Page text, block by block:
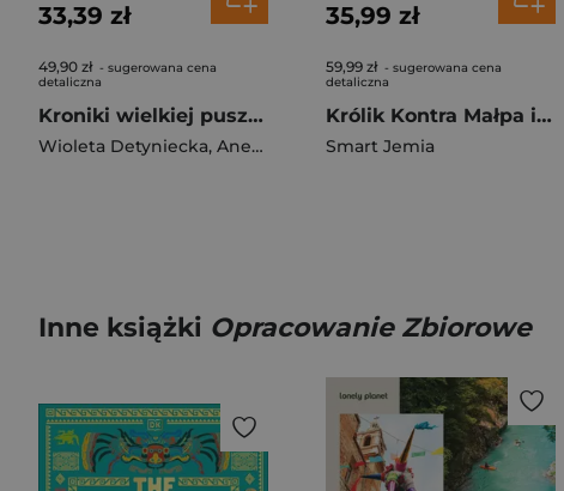
33,39 zł
49,90 zł - sugerowana cena
detaliczna
Kroniki wielkiej puszczy. Tom 2. Dzikie plemię grzybów
Wioleta Detyniecka, Aneta Szczypczyk
35,99 zł
59,99 zł - sugerowana cena
detaliczna
Królik Kontra Małpa i superszybka Aj. Tom 4
Smart Jemia
Inne książki Opracowanie Zbiorowe